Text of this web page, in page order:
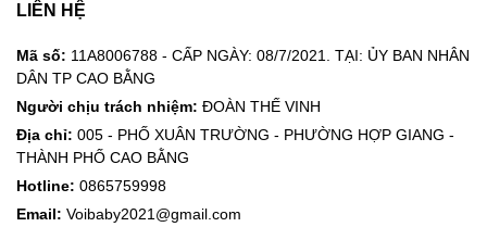
LIÊN HỆ
Mã số: 11A8006788 - CẤP NGÀY: 08/7/2021. TẠI: ỦY BAN NHÂN
DÂN TP CAO BẰNG
Người chịu trách nhiệm: ĐOÀN THẾ VINH
Địa chỉ: 005 - PHỐ XUÂN TRƯỜNG - PHƯỜNG HỢP GIANG -
THÀNH PHỐ CAO BẰNG
Hotline: 0865759998
Email: Voibaby2021@gmail.com